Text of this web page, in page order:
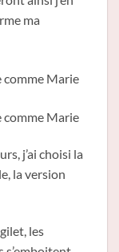
ma
j’ai choisi la
la version
les